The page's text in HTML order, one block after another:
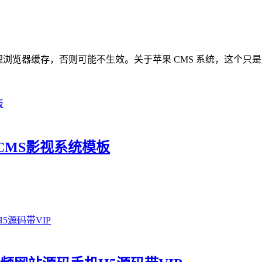
览器缓存，否则可能不生效。关于苹果 CMS 系统，这个只
影视系统模板